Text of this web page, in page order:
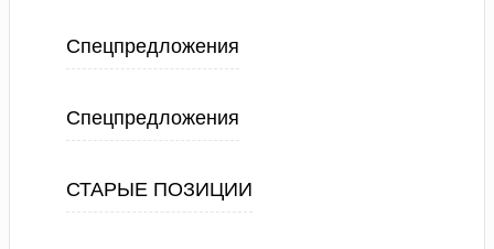
Спецпредложения
Спецпредложения
СТАРЫЕ ПОЗИЦИИ